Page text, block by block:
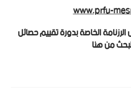
www.prfu-
الخاصة بدورة تقييم حصائل
من هنا